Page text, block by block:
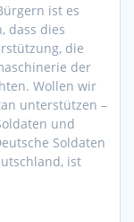
ist es
dass dies
die
der
Wollen wir
unterstützen –
und
Soldaten
ist